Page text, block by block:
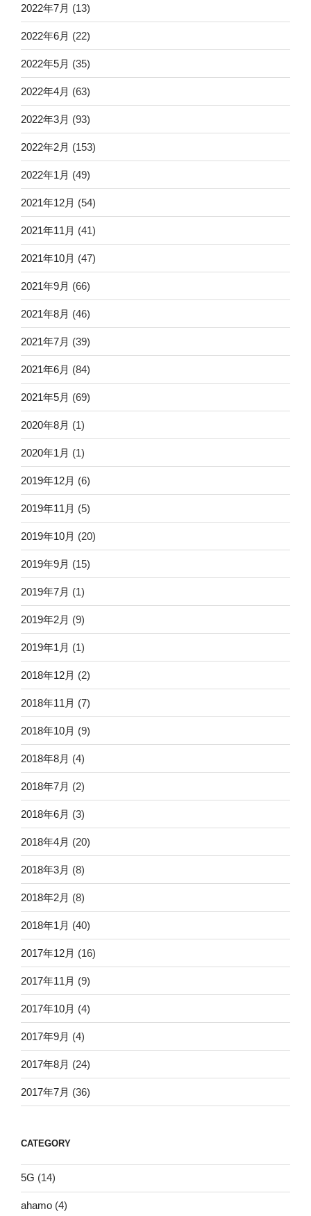
2022年7月 (13)
2022年6月 (22)
2022年5月 (35)
2022年4月 (63)
2022年3月 (93)
2022年2月 (153)
2022年1月 (49)
2021年12月 (54)
2021年11月 (41)
2021年10月 (47)
2021年9月 (66)
2021年8月 (46)
2021年7月 (39)
2021年6月 (84)
2021年5月 (69)
2020年8月 (1)
2020年1月 (1)
2019年12月 (6)
2019年11月 (5)
2019年10月 (20)
2019年9月 (15)
2019年7月 (1)
2019年2月 (9)
2019年1月 (1)
2018年12月 (2)
2018年11月 (7)
2018年10月 (9)
2018年8月 (4)
2018年7月 (2)
2018年6月 (3)
2018年4月 (20)
2018年3月 (8)
2018年2月 (8)
2018年1月 (40)
2017年12月 (16)
2017年11月 (9)
2017年10月 (4)
2017年9月 (4)
2017年8月 (24)
2017年7月 (36)
CATEGORY
5G (14)
ahamo (4)